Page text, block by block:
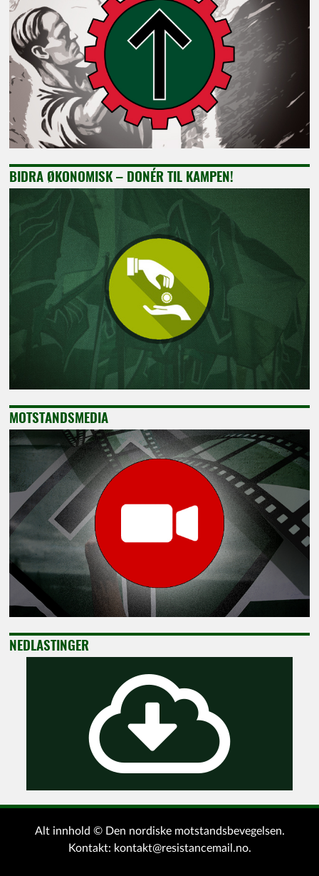
BIDRA ØKONOMISK – DONÉR TIL KAMPEN!
MOTSTANDSMEDIA
NEDLASTINGER
Alt innhold © Den nordiske motstandsbevegelsen.
Kontakt: kontakt@resistancemail.no.